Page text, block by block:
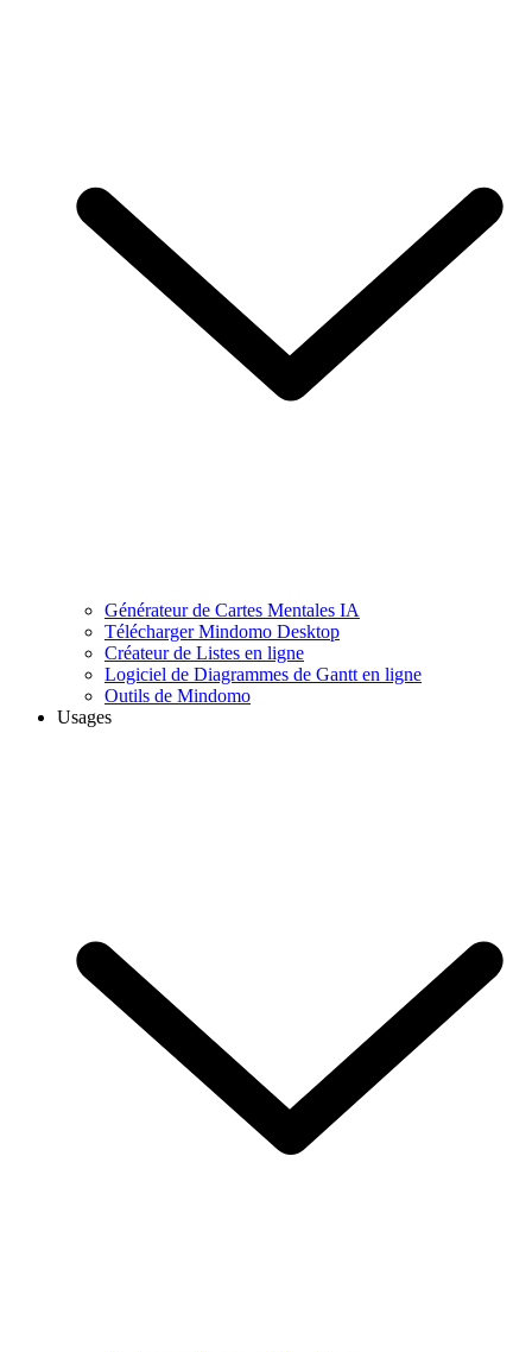
Générateur de Cartes Mentales IA
Télécharger Mindomo Desktop
Créateur de Listes en ligne
Logiciel de Diagrammes de Gantt en ligne
Outils de Mindomo
Usages